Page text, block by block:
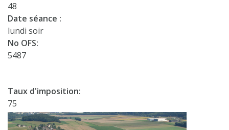
48
Date séance :
lundi soir
No OFS:
5487
Taux d'imposition:
75